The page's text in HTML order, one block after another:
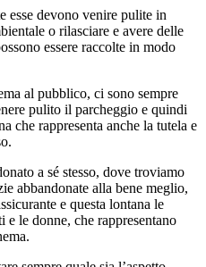
esse devono venire pulite in
o rilasciare e avere delle
essere raccolte in modo
al pubblico, ci sono sempre
pulito il parcheggio e quindi
che rappresenta anche la tutela e
a sé stesso, dove troviamo
abbandonate alla bene meglio,
e questa lontana le
le donne, che rappresentano